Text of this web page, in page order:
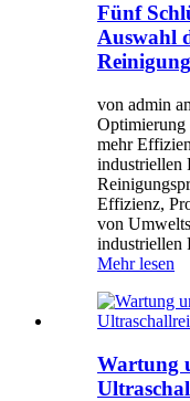
Fünf
Auswahl
von admin
Optimierung
mehr
industriellen
Effizienz,
von
industriellen
Mehr lesen
Wartung